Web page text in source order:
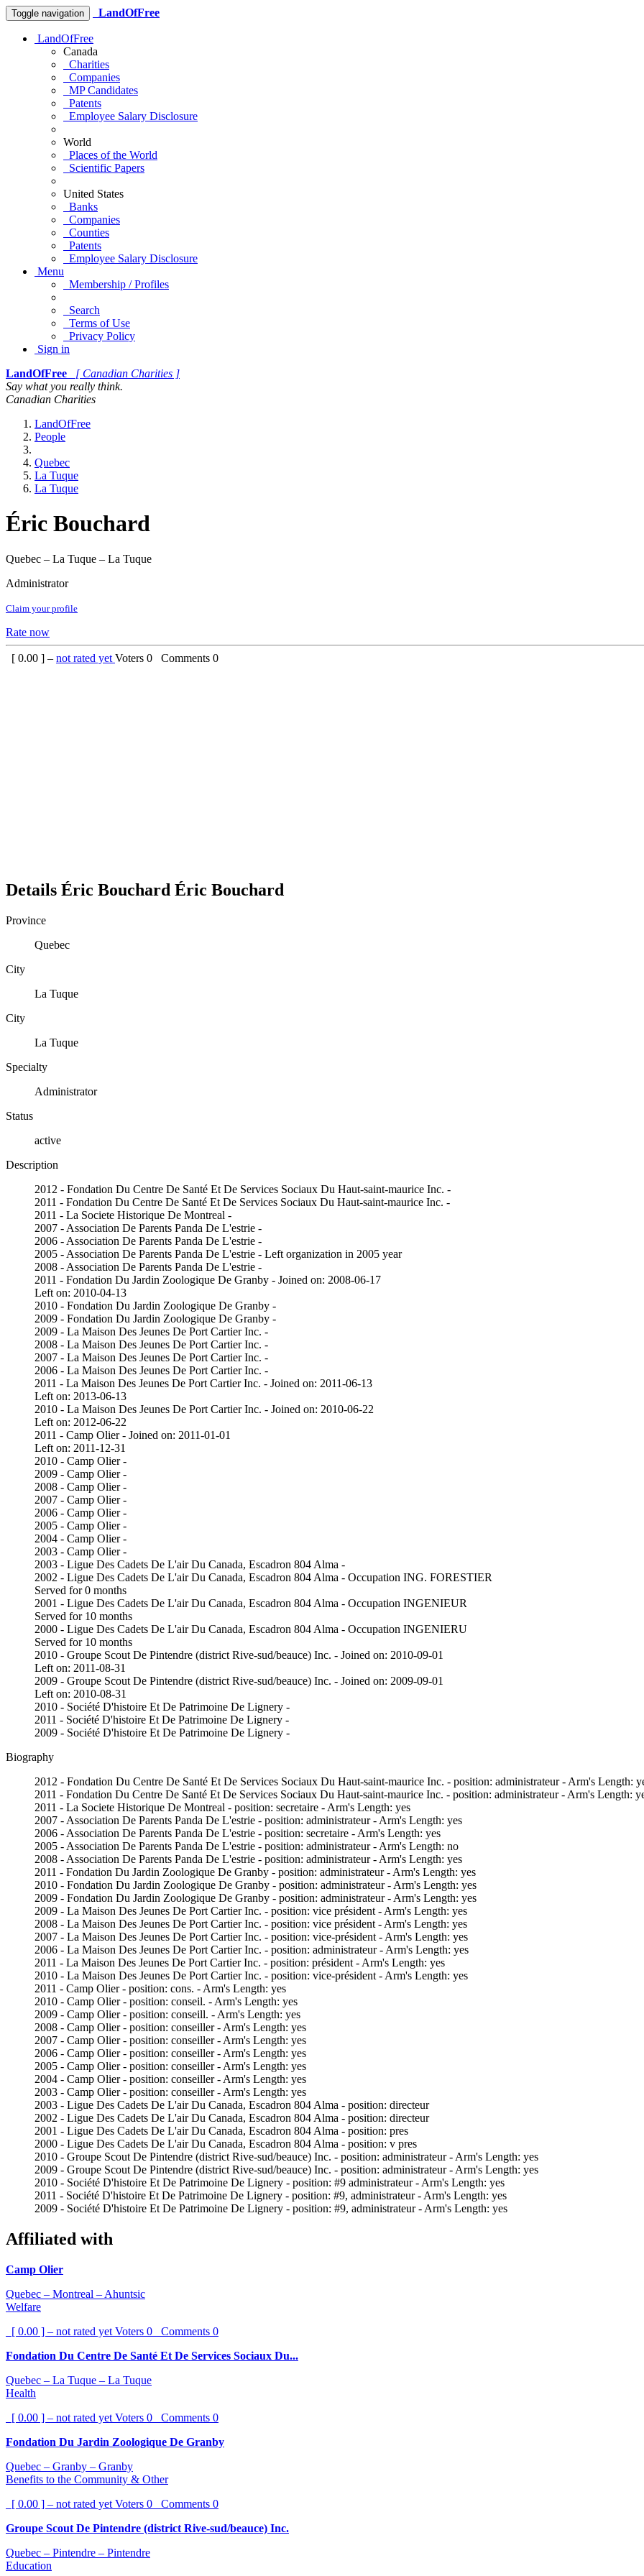
Toggle navigation LandOfFree
LandOfFree
Canada
Charities
Companies
MP Candidates
Patents
Employee Salary Disclosure
World
Places of the World
Scientific Papers
United States
Banks
Companies
Counties
Patents
Employee Salary Disclosure
Menu
Membership / Profiles
Search
Terms of Use
Privacy Policy
Sign in
LandOfFree
[ Canadian Charities ]
Say what you really think.
Canadian Charities
LandOfFree
People
Quebec
La Tuque
La Tuque
Éric Bouchard
Quebec – La Tuque – La Tuque
Administrator
Claim your profile
Rate now
[ 0.00 ] – not rated yet Voters 0 Comments 0
Details Éric Bouchard Éric Bouchard
Province
Quebec
City
La Tuque
City
La Tuque
Specialty
Administrator
Status
active
Description
2012 - Fondation Du Centre De Santé Et De Services Sociaux Du Haut-saint-maurice Inc. -
2011 - Fondation Du Centre De Santé Et De Services Sociaux Du Haut-saint-maurice Inc. -
2011 - La Societe Historique De Montreal -
2007 - Association De Parents Panda De L'estrie -
2006 - Association De Parents Panda De L'estrie -
2005 - Association De Parents Panda De L'estrie - Left organization in 2005 year
2008 - Association De Parents Panda De L'estrie -
2011 - Fondation Du Jardin Zoologique De Granby - Joined on: 2008-06-17
Left on: 2010-04-13
2010 - Fondation Du Jardin Zoologique De Granby -
2009 - Fondation Du Jardin Zoologique De Granby -
2009 - La Maison Des Jeunes De Port Cartier Inc. -
2008 - La Maison Des Jeunes De Port Cartier Inc. -
2007 - La Maison Des Jeunes De Port Cartier Inc. -
2006 - La Maison Des Jeunes De Port Cartier Inc. -
2011 - La Maison Des Jeunes De Port Cartier Inc. - Joined on: 2011-06-13
Left on: 2013-06-13
2010 - La Maison Des Jeunes De Port Cartier Inc. - Joined on: 2010-06-22
Left on: 2012-06-22
2011 - Camp Olier - Joined on: 2011-01-01
Left on: 2011-12-31
2010 - Camp Olier -
2009 - Camp Olier -
2008 - Camp Olier -
2007 - Camp Olier -
2006 - Camp Olier -
2005 - Camp Olier -
2004 - Camp Olier -
2003 - Camp Olier -
2003 - Ligue Des Cadets De L'air Du Canada, Escadron 804 Alma -
2002 - Ligue Des Cadets De L'air Du Canada, Escadron 804 Alma - Occupation ING. FORESTIER
Served for 0 months
2001 - Ligue Des Cadets De L'air Du Canada, Escadron 804 Alma - Occupation INGENIEUR
Served for 10 months
2000 - Ligue Des Cadets De L'air Du Canada, Escadron 804 Alma - Occupation INGENIERU
Served for 10 months
2010 - Groupe Scout De Pintendre (district Rive-sud/beauce) Inc. - Joined on: 2010-09-01
Left on: 2011-08-31
2009 - Groupe Scout De Pintendre (district Rive-sud/beauce) Inc. - Joined on: 2009-09-01
Left on: 2010-08-31
2010 - Société D'histoire Et De Patrimoine De Lignery -
2011 - Société D'histoire Et De Patrimoine De Lignery -
2009 - Société D'histoire Et De Patrimoine De Lignery -
Biography
2012 - Fondation Du Centre De Santé Et De Services Sociaux Du Haut-saint-maurice Inc. - position: administrateur - Arm's Length:
2011 - Fondation Du Centre De Santé Et De Services Sociaux Du Haut-saint-maurice Inc. - position: administrateur - Arm's Length:
2011 - La Societe Historique De Montreal - position: secretaire - Arm's Length: yes
2007 - Association De Parents Panda De L'estrie - position: administrateur - Arm's Length: yes
2006 - Association De Parents Panda De L'estrie - position: secretaire - Arm's Length: yes
2005 - Association De Parents Panda De L'estrie - position: administrateur - Arm's Length: no
2008 - Association De Parents Panda De L'estrie - position: administrateur - Arm's Length: yes
2011 - Fondation Du Jardin Zoologique De Granby - position: administrateur - Arm's Length: yes
2010 - Fondation Du Jardin Zoologique De Granby - position: administrateur - Arm's Length: yes
2009 - Fondation Du Jardin Zoologique De Granby - position: administrateur - Arm's Length: yes
2009 - La Maison Des Jeunes De Port Cartier Inc. - position: vice président - Arm's Length: yes
2008 - La Maison Des Jeunes De Port Cartier Inc. - position: vice président - Arm's Length: yes
2007 - La Maison Des Jeunes De Port Cartier Inc. - position: vice-président - Arm's Length: yes
2006 - La Maison Des Jeunes De Port Cartier Inc. - position: administrateur - Arm's Length: yes
2011 - La Maison Des Jeunes De Port Cartier Inc. - position: président - Arm's Length: yes
2010 - La Maison Des Jeunes De Port Cartier Inc. - position: vice-président - Arm's Length: yes
2011 - Camp Olier - position: cons. - Arm's Length: yes
2010 - Camp Olier - position: conseil. - Arm's Length: yes
2009 - Camp Olier - position: conseill. - Arm's Length: yes
2008 - Camp Olier - position: conseiller - Arm's Length: yes
2007 - Camp Olier - position: conseiller - Arm's Length: yes
2006 - Camp Olier - position: conseiller - Arm's Length: yes
2005 - Camp Olier - position: conseiller - Arm's Length: yes
2004 - Camp Olier - position: conseiller - Arm's Length: yes
2003 - Camp Olier - position: conseiller - Arm's Length: yes
2003 - Ligue Des Cadets De L'air Du Canada, Escadron 804 Alma - position: directeur
2002 - Ligue Des Cadets De L'air Du Canada, Escadron 804 Alma - position: directeur
2001 - Ligue Des Cadets De L'air Du Canada, Escadron 804 Alma - position: pres
2000 - Ligue Des Cadets De L'air Du Canada, Escadron 804 Alma - position: v pres
2010 - Groupe Scout De Pintendre (district Rive-sud/beauce) Inc. - position: administrateur - Arm's Length: yes
2009 - Groupe Scout De Pintendre (district Rive-sud/beauce) Inc. - position: administrateur - Arm's Length: yes
2010 - Société D'histoire Et De Patrimoine De Lignery - position: #9 administrateur - Arm's Length: yes
2011 - Société D'histoire Et De Patrimoine De Lignery - position: #9, administrateur - Arm's Length: yes
2009 - Société D'histoire Et De Patrimoine De Lignery - position: #9, administrateur - Arm's Length: yes
Affiliated with
Camp Olier
Quebec – Montreal – Ahuntsic
Welfare
[ 0.00 ] – not rated yet Voters 0 Comments 0
Fondation Du Centre De Santé Et De Services Sociaux Du...
Quebec – La Tuque – La Tuque
Health
[ 0.00 ] – not rated yet Voters 0 Comments 0
Fondation Du Jardin Zoologique De Granby
Quebec – Granby – Granby
Benefits to the Community & Other
[ 0.00 ] – not rated yet Voters 0 Comments 0
Groupe Scout De Pintendre (district Rive-sud/beauce) Inc.
Quebec – Pintendre – Pintendre
Education